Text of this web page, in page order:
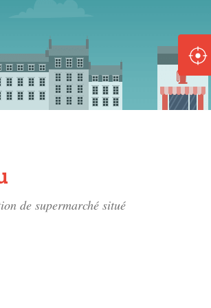
de supermarché situé
Épuisé
Épuisé